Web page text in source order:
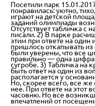
Посетили парк
понравилась: уютно,
играют на детской
заданий олимпиады
Отсутствует табличка с
писали. 2) В парке
этим при ответе на один
пришлось откапывать из
были уверены, что все
правильно — одна
сугробе. 3) Табличка на
быть ответ на один из
располагается у
Но, скорее всего, все же
нее. При ответе на этот
часовню. Но все
впечатлений от